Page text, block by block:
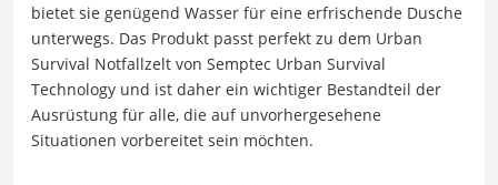
bietet sie genügend Wasser für eine erfrischende Dusche
unterwegs. Das Produkt passt perfekt zu dem Urban
Survival Notfallzelt von Semptec Urban Survival
Technology und ist daher ein wichtiger Bestandteil der
Ausrüstung für alle, die auf unvorhergesehene
Situationen vorbereitet sein möchten.